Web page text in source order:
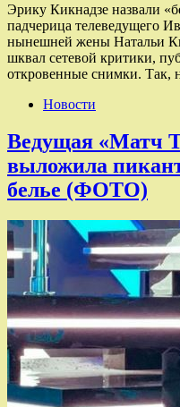
Эрику Кикнадзе назвали
падчерица телеведущего
нынешней жены Натальи
шквал сетевой критики,
откровенные снимки. Так,
Новости
Ведущая «Матч
выложила
белье (ФОТО)